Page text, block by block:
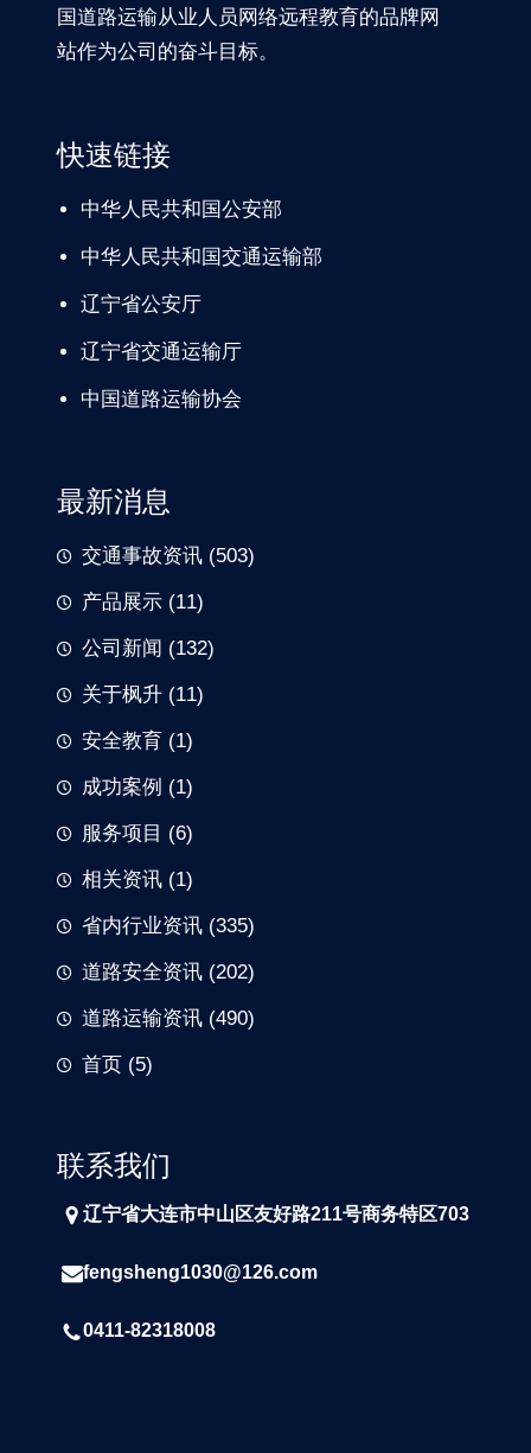
国道路运输从业人员网络远程教育的品牌网
站作为公司的奋斗目标。
快速链接
中华人民共和国公安部
中华人民共和国交通运输部
辽宁省公安厅
辽宁省交通运输厅
中国道路运输协会
最新消息
交通事故资讯 (503)
产品展示 (11)
公司新闻 (132)
关于枫升 (11)
安全教育 (1)
成功案例 (1)
服务项目 (6)
相关资讯 (1)
省内行业资讯 (335)
道路安全资讯 (202)
道路运输资讯 (490)
首页 (5)
联系我们
辽宁省大连市中山区友好路211号商务特区703
fengsheng1030@126.com
0411-82318008